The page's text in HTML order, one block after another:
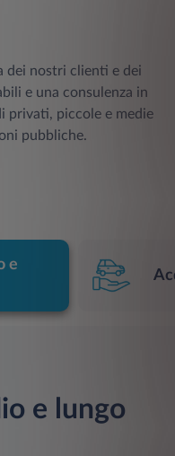
dei nostri clienti e dei
e una consulenza in
privati, piccole e medie
pubbliche.
e
e lungo